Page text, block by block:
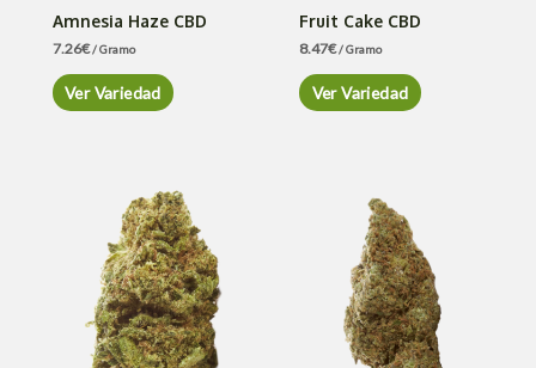
Amnesia Haze CBD
7.26€/ Gramo
Ver Variedad
Fruit Cake CBD
8.47€/ Gramo
Ver Variedad